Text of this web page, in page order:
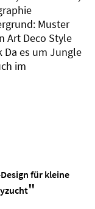
Muster
Art Deco Style
Da es um Jungle
im
für kleine
"